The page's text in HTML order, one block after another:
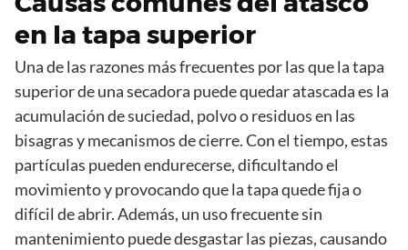
en la tapa superior
Una de las razones más frecuentes por las que la tapa
superior de una secadora puede quedar atascada es la
acumulación de suciedad, polvo o residuos en las
bisagras y mecanismos de cierre. Con el tiempo, estas
partículas pueden endurecerse, dificultando el
movimiento y provocando que la tapa quede fija o
difícil de abrir. Además, un uso frecuente sin
mantenimiento puede desgastar las piezas, causando